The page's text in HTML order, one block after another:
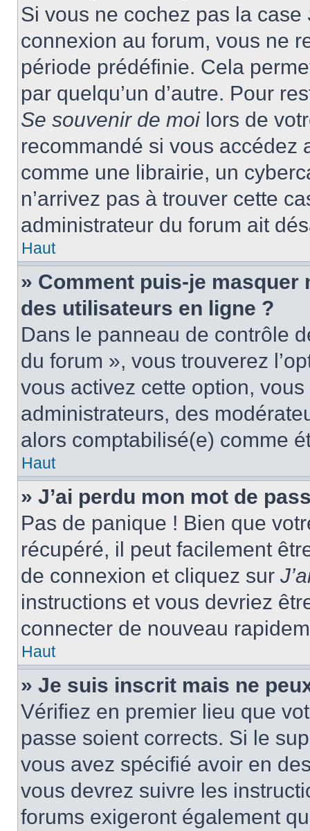
Si vous ne cochez pas la case
connexion au forum, vous ne
période prédéfinie. Cela
par quelqu’un d’autre. Pour
Se souvenir de moilors de
recommandé si vous accédez
comme une librairie, un
n’arrivez pas à trouver cette
administrateur du forum ait
Haut
» Comment puis-je masquer
des utilisateurs en ligne ?
Dans le panneau de contrôle
du forum », vous trouverez
vous activez cette option,
administrateurs, des
alors comptabilisé(e) comme
Haut
» J’ai perdu mon mot de
Pas de panique ! Bien que
récupéré, il peut facilement
de connexion et cliquez sur
instructions et vous devriez
connecter de nouveau
Haut
» Je suis inscrit mais ne
Vérifiez en premier lieu que
passe soient corrects. Si le
vous avez spécifié avoir en
vous devrez suivre les
forums exigeront également